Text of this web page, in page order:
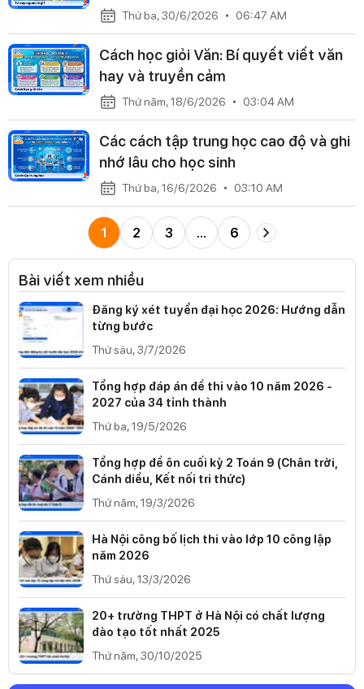
Thứ ba, 30/6/2026 06:47 AM
Cách học giỏi Văn: Bí quyết viết văn
hay và truyền cảm
Thứ năm, 18/6/2026 03:04 AM
Các cách tập trung học cao độ và ghi
nhớ lâu cho học sinh
Thứ ba, 16/6/2026 03:10 AM
1 2 3 … 6
Bài viết xem nhiều
Đăng ký xét tuyển đại học 2026: Hướng dẫn
từng bước
Thứ sáu, 3/7/2026
Tổng hợp đáp án đề thi vào 10 năm 2026 -
2027 của 34 tỉnh thành
Thứ ba, 19/5/2026
Tổng hợp đề ôn cuối kỳ 2 Toán 9 (Chân trời,
Cánh diều, Kết nối tri thức)
Thứ năm, 19/3/2026
Hà Nội công bố lịch thi vào lớp 10 công lập
năm 2026
Thứ sáu, 13/3/2026
20+ trường THPT ở Hà Nội có chất lượng
đào tạo tốt nhất 2025
Thứ năm, 30/10/2025